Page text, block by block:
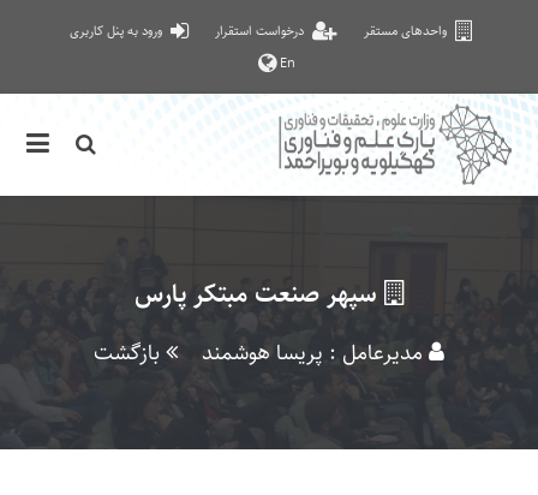
واحدهای مستقر درخواست استقرار
ورود به پنل کاربری
En
سپهر صنعت مبتکر پارس
مدیرعامل : پریسا هوشمند بازگشت